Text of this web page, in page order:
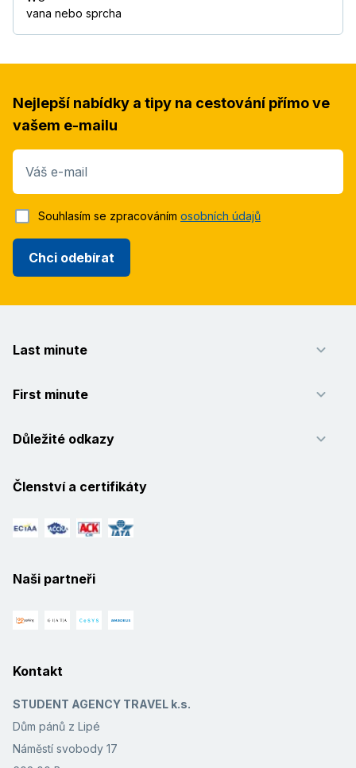
vana nebo sprcha
Nejlepší nabídky a tipy na cestování přímo ve
vašem e-mailu
Váš e-mail
Chci odebírat
Souhlasím se zpracováním osobních údajů
Last minute
First minute
Důležité odkazy
Členství a certifikáty
Naši partneři
Kontakt
STUDENT AGENCY TRAVEL k.s.
Dům pánů z Lipé
Náměstí svobody 17